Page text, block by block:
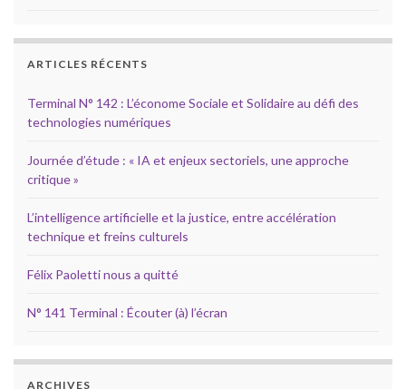
ARTICLES RÉCENTS
Terminal N° 142 : L’économe Sociale et Solidaire au défi des
technologies numériques
Journée d’étude : « IA et enjeux sectoriels, une approche
critique »
L’intelligence artificielle et la justice, entre accélération
technique et freins culturels
Félix Paoletti nous a quitté
N° 141 Terminal : Écouter (à) l’écran
ARCHIVES